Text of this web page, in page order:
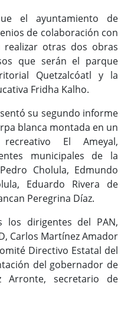
el ayuntamiento de
de colaboración con
otras dos obras
que serán el parque
Quetzalcóatl y la
Fridha Kalho.
su segundo informe
blanca montada en un
El Ameyal,
municipales de la
Cholula, Edmundo
Eduardo Rivera de
Peregrina Díaz.
los dirigentes del PAN,
Carlos Martínez Amador
Directivo Estatal del
del gobernador de
Arronte, secretario de